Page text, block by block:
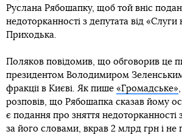
Руслана Рябошапку, щоб той вніс
недоторканності з депутата від
Приходька.
Поляков повідомив, що обговорив це
президентом Володимиром Зеленським
фракції в Києві. Як пише «Громадське»
розповів, що Рябошапка сказав йому
є подання про зняття недоторканності
за його словами, вкрав 2 млрд грн і не